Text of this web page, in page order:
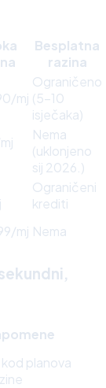
Besplatna
razina
mj
Ograničeno
(5–10
isječaka)
Nema
(uklonjeno
sij 2026.)
Ograničeni
krediti
mj Nema
planova